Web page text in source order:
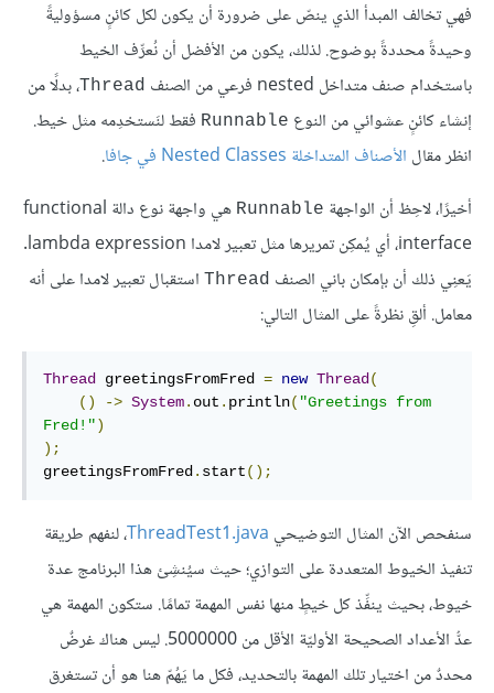
فهي تخالف المبدأ الذي ينصّ على ضرورة أن يكون لكل كائنٍ مسؤوليةً
وحيدةً محددةً بوضوح. لذلك، يكون من الأفضل أن نُعرِّف الخيط
باستخدام صنف متداخل nested فرعي من الصنف
Thread، بدلًا من
إنشاء كائنٍ عشوائي من النوع Runnable فقط لنَستخدِمه مثل خيط.
انظر مقال الأصناف المتداخلة Nested Classes في جافا
.
أخيرًا، لاحِظ أن الواجهة Runnable
هي واجهة نوع دالة functional
interface، أي يُمكِن تمريرها مثل تعبير لامدا lambda expression.
يَعنِي ذلك أن بإمكان باني الصنف Thread استقبال تعبير لامدا على أنه
معامل. ألقِ نظرةً على المثال التالي:
Thread greetingsFromFred = new Thread (
()
-> System. out . println( "Greetings from
Fred!")
);
greetingsFromFred . start();
سنفحص الآن المثال التوضيحي ThreadTest1.java، لنفهم طريقة
تنفيذ الخيوط المتعددة على التوازي؛ حيث سيُنشِئ هذا البرنامج عدة
خيوط، بحيث ينفِّذ كل خيطٍ منها نفس المهمة تمامًا. ستكون المهمة هي
عدُّ الأعداد الصحيحة الأوليّة الأقل من 5000000. ليس هناك غرضٌ
محددٌ من اختيار تلك المهمة بالتحديد، فكل ما يَهُمّ هنا هو أن تستغرق